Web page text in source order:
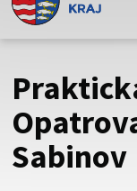
Toto je oficiálna
Táto stránka je
Buďte pozorní a
cez zabezpečenú
Sabinov